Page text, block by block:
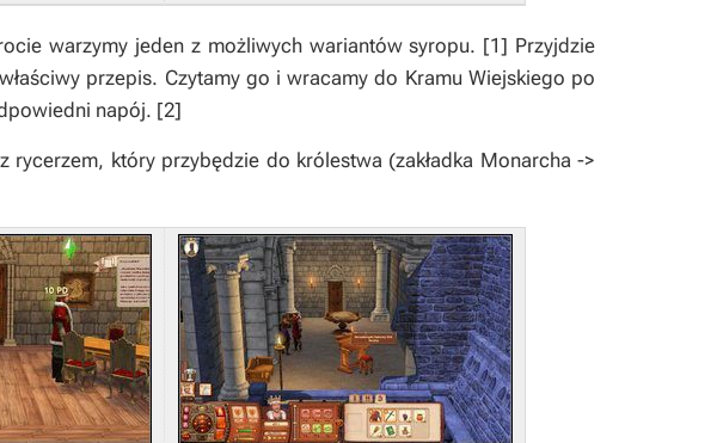
warzymy jeden z możliwych wariantów syropu. [1] Przyjdzie
przepis. Czytamy go i wracamy do Kramu Wiejskiego po
napój. [2]
rycerzem, który przybędzie do królestwa (zakładka Monarcha ->